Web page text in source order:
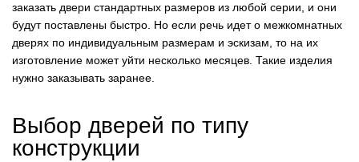
заказать двери стандартных размеров из любой серии, и они
будут поставлены быстро. Но если речь идет о межкомнатных
дверях по индивидуальным размерам и эскизам, то на их
изготовление может уйти несколько месяцев. Такие изделия
нужно заказывать заранее.
Выбор дверей по типу
конструкции